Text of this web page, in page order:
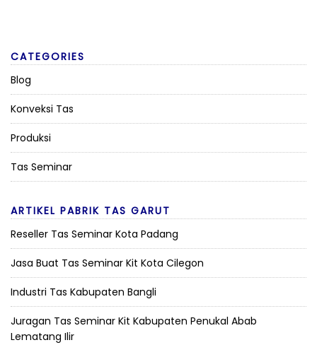
CATEGORIES
Blog
Konveksi Tas
Produksi
Tas Seminar
ARTIKEL PABRIK TAS GARUT
Reseller Tas Seminar Kota Padang
Jasa Buat Tas Seminar Kit Kota Cilegon
Industri Tas Kabupaten Bangli
Juragan Tas Seminar Kit Kabupaten Penukal Abab
Lematang Ilir